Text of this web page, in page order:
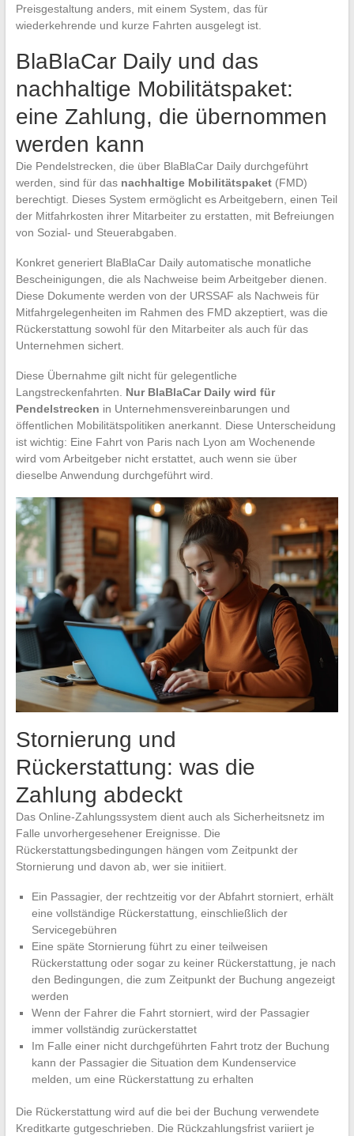
Preisgestaltung anders, mit einem System, das für
wiederkehrende und kurze Fahrten ausgelegt ist.
BlaBlaCar Daily und das
nachhaltige Mobilitätspaket:
eine Zahlung, die übernommen
werden kann
Die Pendelstrecken, die über BlaBlaCar Daily durchgeführt
werden, sind für das nachhaltige Mobilitätspaket(FMD)
berechtigt. Dieses System ermöglicht es Arbeitgebern, einen Teil
der Mitfahrkosten ihrer Mitarbeiter zu erstatten, mit Befreiungen
von Sozial- und Steuerabgaben.
Konkret generiert BlaBlaCar Daily automatische monatliche
Bescheinigungen, die als Nachweise beim Arbeitgeber dienen.
Diese Dokumente werden von der URSSAF als Nachweis für
Mitfahrgelegenheiten im Rahmen des FMD akzeptiert, was die
Rückerstattung sowohl für den Mitarbeiter als auch für das
Unternehmen sichert.
Diese Übernahme gilt nicht für gelegentliche
Langstreckenfahrten. Nur BlaBlaCar Daily wird für
Pendelstrecken in Unternehmensvereinbarungen und
öffentlichen Mobilitätspolitiken anerkannt. Diese Unterscheidung
ist wichtig: Eine Fahrt von Paris nach Lyon am Wochenende
wird vom Arbeitgeber nicht erstattet, auch wenn sie über
dieselbe Anwendung durchgeführt wird.
Stornierung und
Rückerstattung: was die
Zahlung abdeckt
Das Online-Zahlungssystem dient auch als Sicherheitsnetz im
Falle unvorhergesehener Ereignisse. Die
Rückerstattungsbedingungen hängen vom Zeitpunkt der
Stornierung und davon ab, wer sie initiiert.
Ein Passagier, der rechtzeitig vor der Abfahrt storniert, erhält
eine vollständige Rückerstattung, einschließlich der
Servicegebühren
Eine späte Stornierung führt zu einer teilweisen
Rückerstattung oder sogar zu keiner Rückerstattung, je nach
den Bedingungen, die zum Zeitpunkt der Buchung angezeigt
werden
Wenn der Fahrer die Fahrt storniert, wird der Passagier
immer vollständig zurückerstattet
Im Falle einer nicht durchgeführten Fahrt trotz der Buchung
kann der Passagier die Situation dem Kundenservice
melden, um eine Rückerstattung zu erhalten
Die Rückerstattung wird auf die bei der Buchung verwendete
Kreditkarte gutgeschrieben. Die Rückzahlungsfrist variiert je